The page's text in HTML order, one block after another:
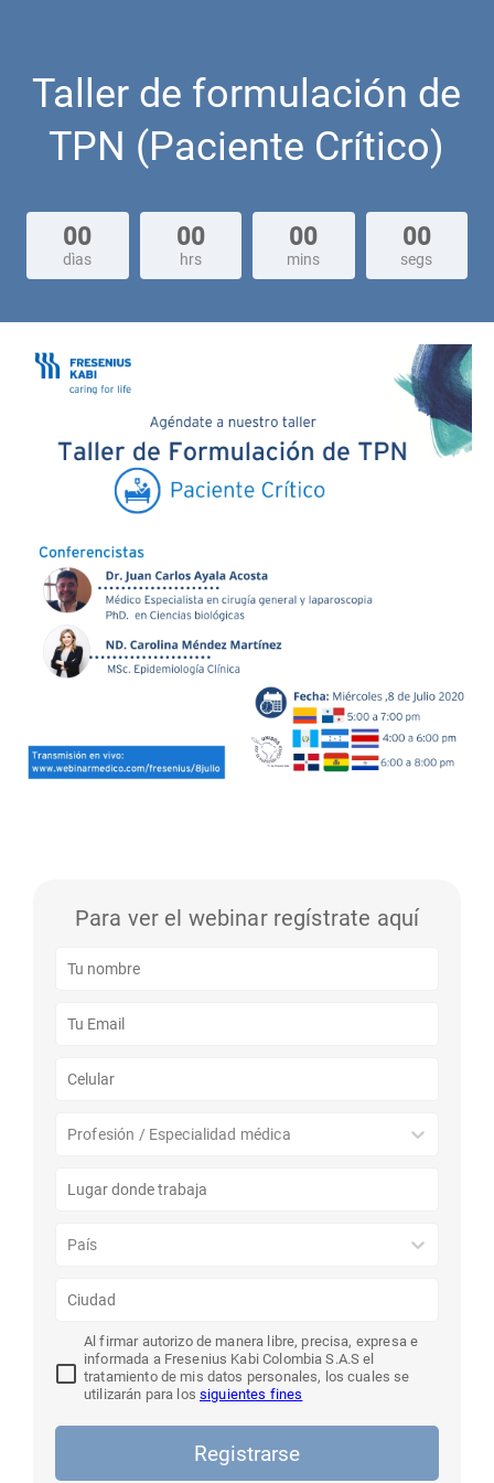
Taller de formulación de
TPN (Paciente Crítico)
00
dìas
00
hrs
00
mins
00
segs
Para ver el webinar regístrate aquí
Profesión / Especialidad médica
País
Al firmar autorizo de manera libre, precisa, expresa e
informada a Fresenius Kabi Colombia S.A.S el
tratamiento de mis datos personales, los cuales se
utilizarán para lossiguientes fines
Registrarse